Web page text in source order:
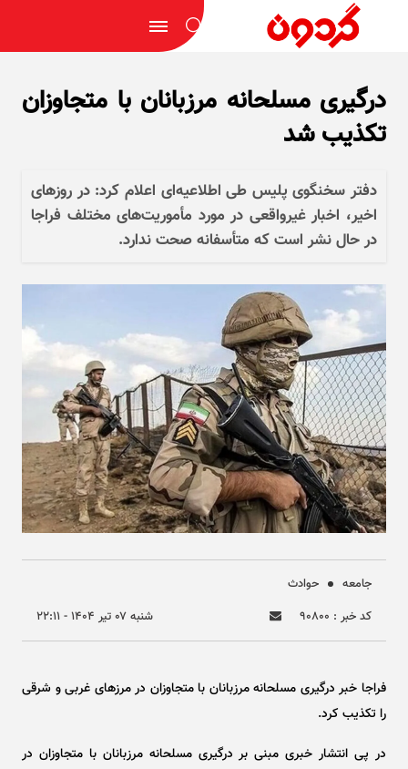
درگیری مسلحانه مرزبانان با متجاوزان
تکذیب شد
دفتر سخنگوی پلیس طی اطلاعیه‌ای اعلام کرد: در روز‌های
اخیر، اخبار غیرواقعی در مورد مأموریت‌های مختلف فراجا
در حال نشر است که متأسفانه صحت ندارد.
جامعه
حوادث
کد خبر : ۹۰۸۰۰
شنبه ۰۷ تير ۱۴۰۴ - ۲۲:۱۱
فراجا خبر درگیری مسلحانه مرزبانان با متجاوزان در مرز‌های غربی و شرقی
را تکذیب کرد.
در پی انتشار خبری مبنی بر درگیری مسلحانه مرزبانان با متجاوزان در